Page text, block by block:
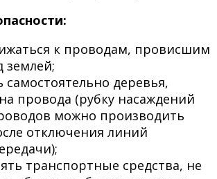
к проводам, провисшим
землей;
самостоятельно деревья,
провода (рубку насаждений
можно производить
отключения линий
транспортные средства, не